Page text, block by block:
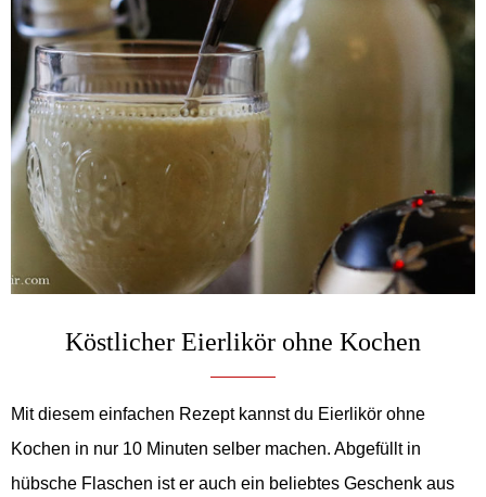
Köstlicher Eierlikör ohne Kochen
Mit diesem einfachen Rezept kannst du Eierlikör ohne
Kochen in nur 10 Minuten selber machen. Abgefüllt in
hübsche Flaschen ist er auch ein beliebtes Geschenk aus